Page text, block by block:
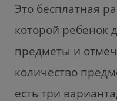
c
e
b
o
o
itt
er
ai
l
e
Это бесплатная
которой ребенок
предметы и
количество
есть три